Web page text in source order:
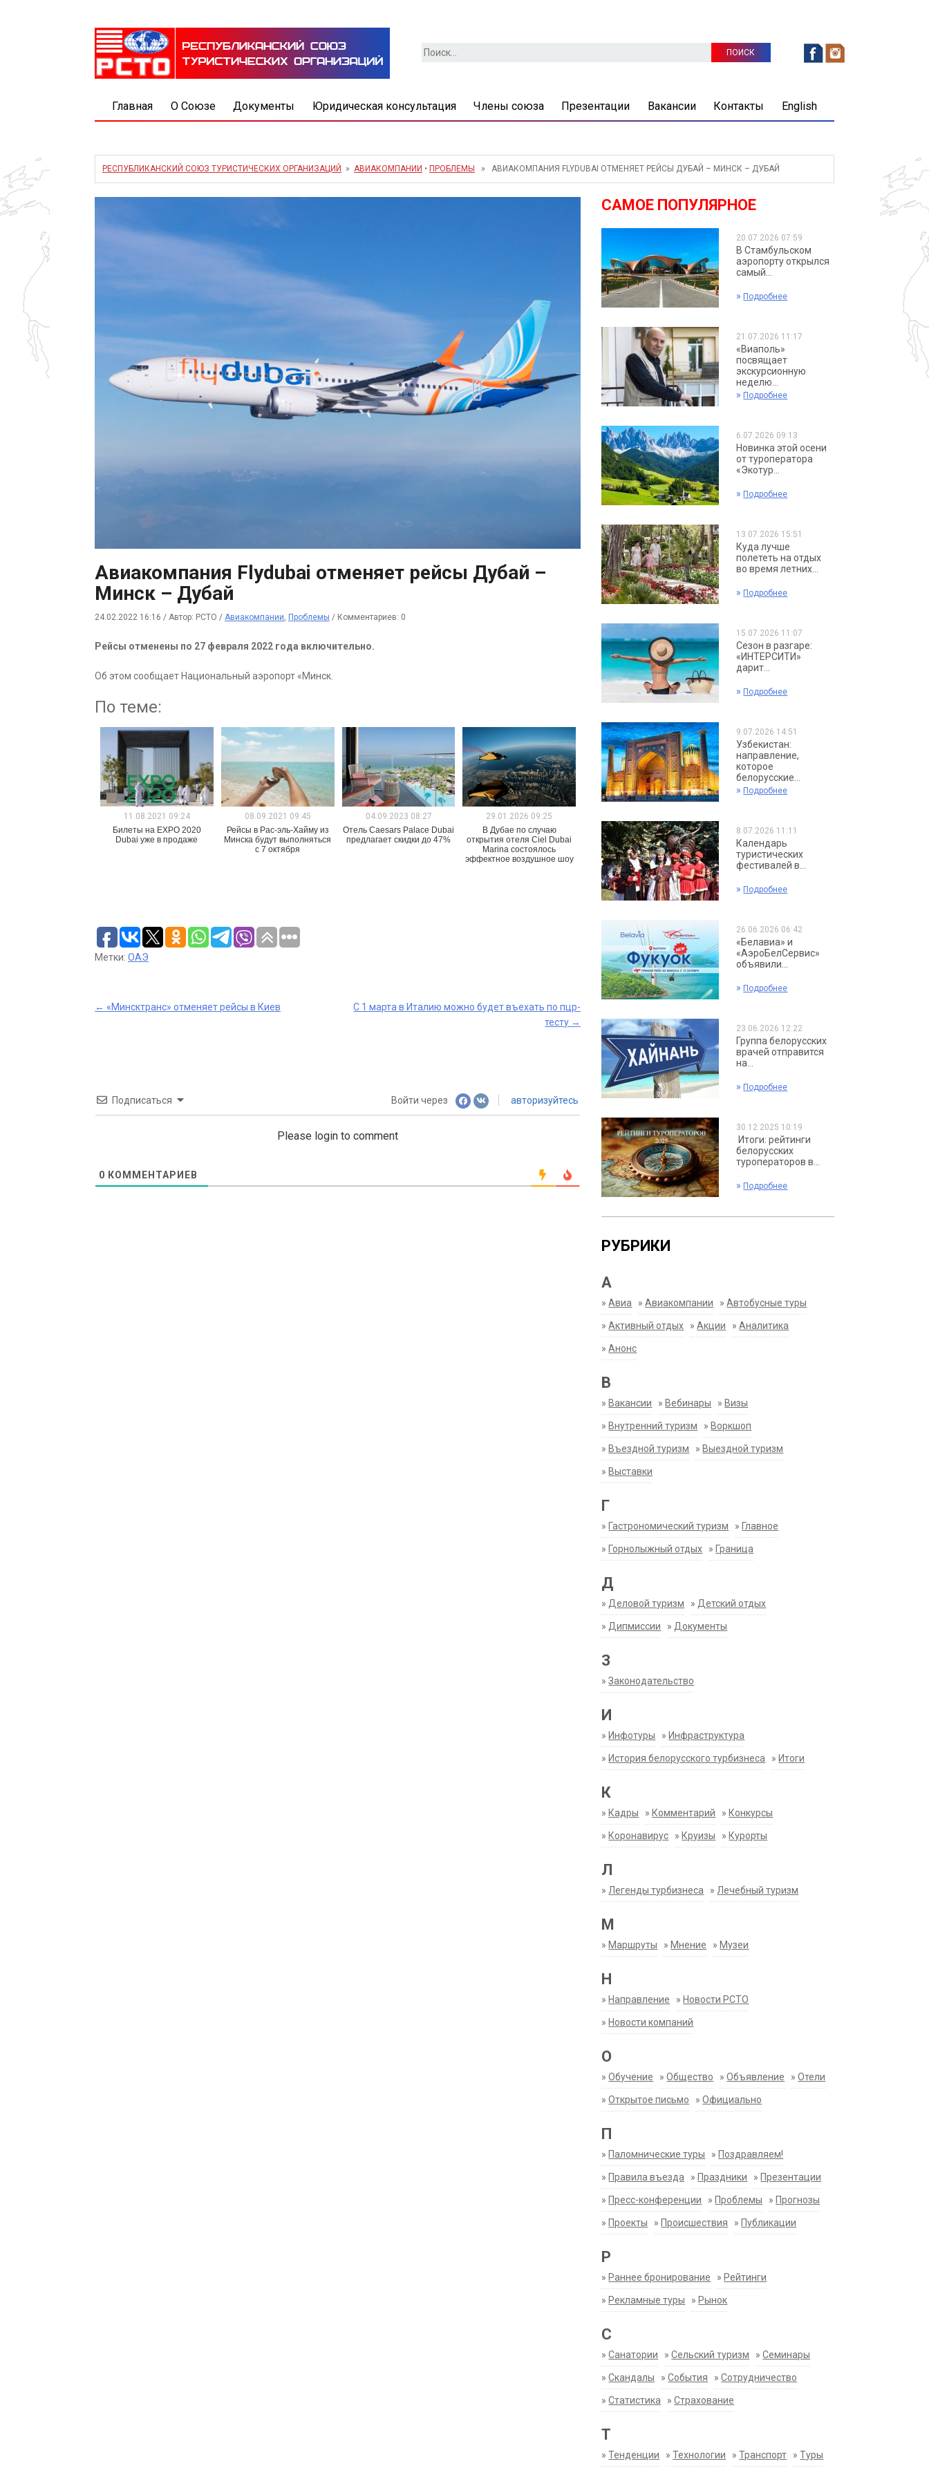
Найти:
Главная О Союзе Документы Юридическая консультация Члены союза Презентации Вакансии Контакты English
РЕСПУБЛИКАНСКИЙ СОЮЗ ТУРИСТИЧЕСКИХ ОРГАНИЗАЦИЙ » АВИАКОМПАНИИ • ПРОБЛЕМЫ » АВИАКОМПАНИЯ FLYDUBAI ОТМЕНЯЕТ РЕЙСЫ ДУБАЙ – МИНСК – ДУБАЙ
Авиакомпания Flydubai отменяет рейсы Дубай –
Минск – Дубай
24.02.2022 16:16 / Автор: РСТО / Авиакомпании, Проблемы / Комментариев: 0
Рейсы отменены по 27 февраля 2022 года включительно.
Об этом сообщает Национальный аэропорт «Минск.
По теме:
11.08.2021 09:24
Билеты на EXPO 2020
Dubai уже в продаже
08.09.2021 09:45
Рейсы в Рас-эль-Хайму из
Минска будут выполняться
с 7 октября
04.09.2023 08:27
Отель Caesars Palace Dubai
предлагает скидки до 47%
29.01.2026 09:25
В Дубае по случаю
открытия отеля Ciel Dubai
Marina состоялось
эффектное воздушное шоу
Метки: ОАЭ
Post
← «Минсктранс» отменяет рейсы в Киев
С 1 марта в Италию можно будет въехать по пцр-
тесту →
Подписаться Войти через авторизуйтесь
Please login to comment
0 КОММЕНТАРИЕВ
САМОЕ ПОПУЛЯРНОЕ
20.07.2026 07:59
В Стамбульском
аэропорту открылся
самый...
» Подробнее
21.07.2026 11:17
«Виаполь»
посвящает
экскурсионную
неделю...
» Подробнее
6.07.2026 09:13
Новинка этой осени
от туроператора
«Экотур...
» Подробнее
13.07.2026 15:51
Куда лучше
полететь на отдых
во время летних...
» Подробнее
15.07.2026 11:07
Сезон в разгаре:
«ИНТЕРСИТИ»
дарит...
» Подробнее
9.07.2026 14:51
Узбекистан:
направление,
которое
белорусские...
» Подробнее
8.07.2026 11:11
Календарь
туристических
фестивалей в...
» Подробнее
26.06.2026 06:42
«Белавиа» и
«АэроБелСервис»
объявили...
» Подробнее
23.06.2026 12:22
Группа белорусских
врачей отправится
на...
» Подробнее
30.12.2025 10:19
Итоги: рейтинги
белорусских
туроператоров в...
» Подробнее
РУБРИКИ
А
»Авиа »Авиакомпании »Автобусные туры
»Активный отдых »Акции »Аналитика
»Анонс
В
» Вакансии » Вебинары » Визы
» Внутренний туризм » Воркшоп
» Въездной туризм » Выездной туризм
» Выставки
Г
» Гастрономический туризм » Главное
» Горнолыжный отдых » Граница
Д
» Деловой туризм » Детский отдых
» Дипмиссии » Документы
З
»Законодательство
И
» Инфотуры » Инфраструктура
» История белорусского турбизнеса » Итоги
К
» Кадры » Комментарий » Конкурсы
» Коронавирус » Круизы » Курорты
Л
» Легенды турбизнеса » Лечебный туризм
М
» Маршруты » Мнение » Музеи
Н
» Направление » Новости РСТО
» Новости компаний
О
»Обучение »Общество »Объявление »Отели
»Открытое письмо »Официально
П
» Паломнические туры » Поздравляем!
» Правила въезда » Праздники » Презентации
» Пресс-конференции » Проблемы » Прогнозы
» Проекты » Происшествия » Публикации
Р
» Раннее бронирование » Рейтинги
» Рекламные туры » Рынок
С
»Санатории »Сельский туризм »Семинары
»Скандалы »События »Сотрудничество
»Статистика »Страхование
Т
»Тенденции »Технологии »Транспорт »Туры